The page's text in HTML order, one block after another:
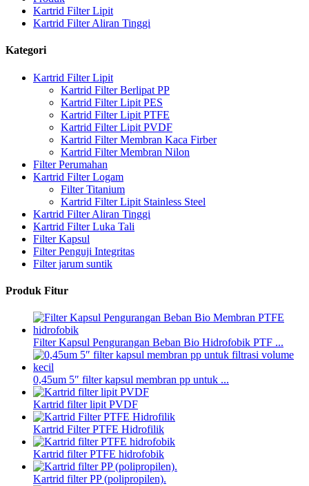
Kartrid Filter Lipit
Kartrid Filter Aliran Tinggi
Kategori
Kartrid Filter Lipit
Kartrid Filter Berlipat PP
Kartrid Filter Lipit PES
Kartrid Filter Lipit PTFE
Kartrid Filter Lipit PVDF
Kartrid Filter Membran Kaca Firber
Kartrid Filter Membran Nilon
Filter Perumahan
Kartrid Filter Logam
Filter Titanium
Kartrid Filter Lipit Stainless Steel
Kartrid Filter Aliran Tinggi
Kartrid Filter Luka Tali
Filter Kapsul
Filter Penguji Integritas
Filter jarum suntik
Produk Fitur
Filter Kapsul Pengurangan Beban Bio Hidrofobik PTF ...
0,45um 5″ filter kapsul membran pp untuk ...
Kartrid filter lipit PVDF
Kartrid Filter PTFE Hidrofilik
Kartrid filter PTFE hidrofobik
Kartrid filter PP (polipropilen).